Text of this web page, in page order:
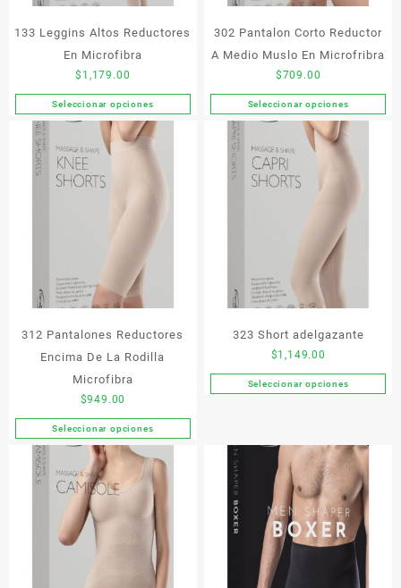
página
de
producto
página
de
producto
133 Leggins Altos Reductores
En Microfibra
$ 1,179.00
Seleccionar opciones
Este
producto
tiene
variantes.
página
de
producto
302 Pantalon Corto Reductor
A Medio Muslo En Microfribra
$709.00
Seleccionar opciones
Este
producto
tiene
variantes.
pueden
elegir
en
página
de
producto
312 Pantalones Reductores
Encima De La Rodilla
Microfibra
$949.00
Seleccionar opciones
Este
producto
tiene
múltiples
variantes.
323 Short adelgazante
$1,149.00
Seleccionar opciones
Este
múltiples
variantes.
Las
opciones
se
pueden